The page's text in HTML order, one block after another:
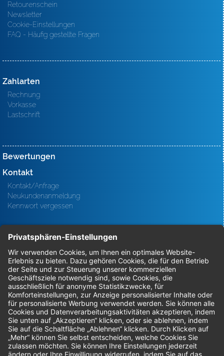
Retourenschein
Newsletter
Cookie-Einstellungen
FAQ - Häufig gestellte Fragen
Zahlarten
Rechnung
Vorkasse
Lastschrift
Bewertungen
Kontakt
Kontakt/Anfrage
Neukundenanmeldung
Kennwort vergessen
Bestellungen
Sendung verfolgen
Geprüfter Shop